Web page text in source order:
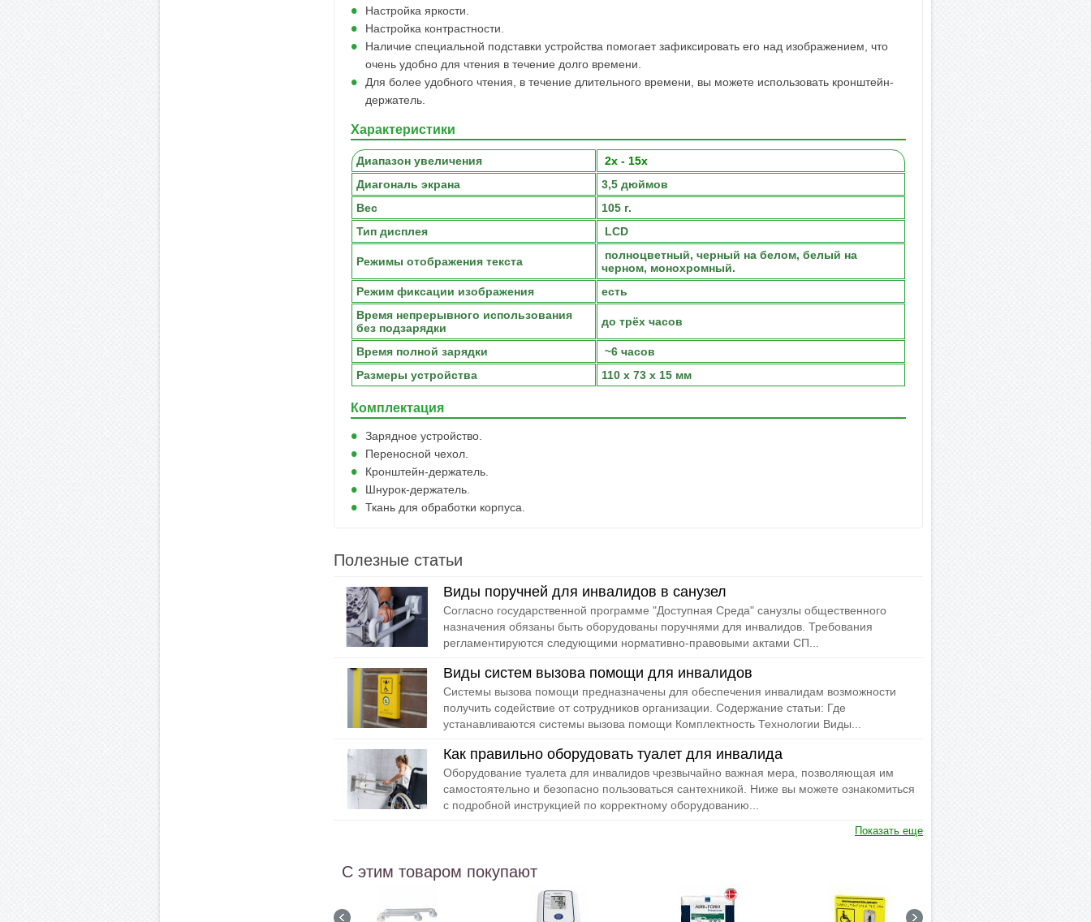
Настройка яркости.
Настройка контрастности.
Наличие специальной подставки устройства помогает зафиксировать его над изображением, что
очень удобно для чтения в течение долго времени.
Для более удобного чтения, в течение длительного времени, вы можете использовать кронштейн-
держатель.
Характеристики
Диапазон увеличения
2х - 15х
Диагональ экрана
3,5 дюймов
Вес
105 г.
Тип дисплея
LCD
Режимы отображения текста
полноцветный, черный на белом, белый на
черном, монохромный.
Режим фиксации изображения
есть
Время непрерывного использования
без подзарядки
до трёх часов
Время полной зарядки
~6 часов
Размеры устройства
110 x 73 x 15 мм
Комплектация
Зарядное устройство.
Переносной чехол.
Кронштейн-держатель.
Шнурок-держатель.
Ткань для обработки корпуса.
Полезные статьи
Виды поручней для инвалидов в санузел
Согласно государственной программе "Доступная Среда" санузлы общественного
назначения обязаны быть оборудованы поручнями для инвалидов. Требования
регламентируются следующими нормативно-правовыми актами СП...
Виды систем вызова помощи для инвалидов
Системы вызова помощи предназначены для обеспечения инвалидам возможности
получить содействие от сотрудников организации. Содержание статьи: Где
устанавливаются системы вызова помощи Комплектность Технологии Виды...
Как правильно оборудовать туалет для инвалида
Оборудование туалета для инвалидов чрезвычайно важная мера, позволяющая им
самостоятельно и безопасно пользоваться сантехникой. Ниже вы можете ознакомиться
с подробной инструкцией по корректному оборудованию...
Показать еще
С этим товаром покупают